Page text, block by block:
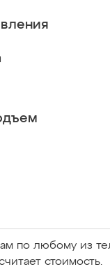
по любому из
стоимость.